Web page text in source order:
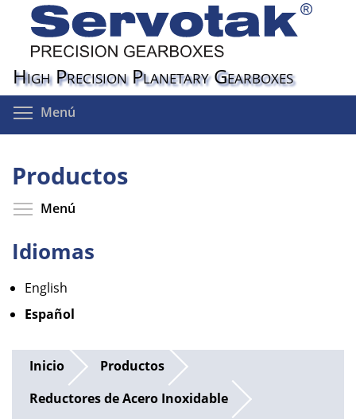
Pasar
contenido
principal
High Precision Planetary Gearboxes
Menú
Productos
Menú
Idiomas
English
Español
Inicio
Productos
Reductores de Acero Inoxidable